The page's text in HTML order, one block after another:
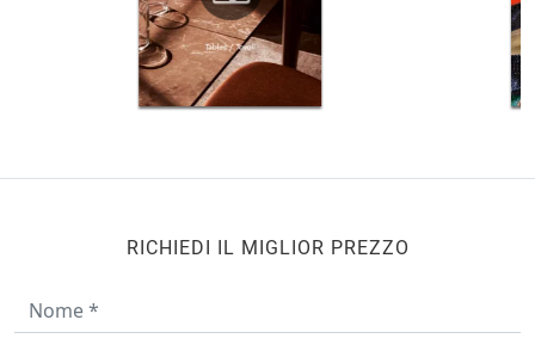
RICHIEDI IL MIGLIOR PREZZO